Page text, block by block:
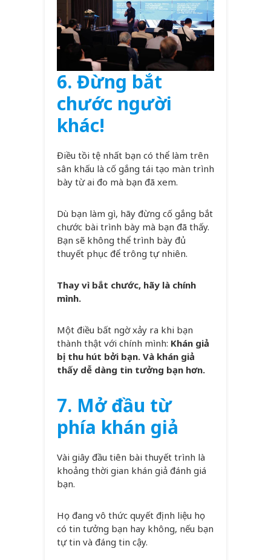
6. Đừng bắt
chước người
khác!
Điều tồi tệ nhất bạn có thể làm trên
sân khấu là cố gắng tái tạo màn trình
bày từ ai đo mà bạn đã xem.
Dù bạn làm gì, hãy đừng cố gắng bắt
chước bài trình bày mà bạn đã thấy.
Bạn sẽ không thể trình bày đủ
thuyết phục để trông tự nhiên.
Thay vì bắt chước, hãy là chính
mình.
Một điều bất ngờ xảy ra khi bạn
thành thật với chính mình: Khán giả
bị thu hút bởi bạn. Và khán giả
thấy dễ dàng tin tưởng bạn hơn.
7. Mở đầu từ
phía khán giả
Vài giây đầu tiên bài thuyết trình là
khoảng thời gian khán giả đánh giá
bạn.
Họ đang vô thức quyết định liệu họ
có tin tưởng bạn hay không, nếu bạn
tự tin và đáng tin cậy.